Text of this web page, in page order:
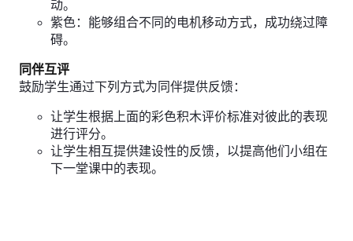
动。
紫色：能够组合不同的电机移动方式，成功绕过障
碍。
同伴互评
鼓励学生通过下列方式为同伴提供反馈：
让学生根据上面的彩色积木评价标准对彼此的表现
进行评分。
让学生相互提供建设性的反馈，以提高他们小组在
下一堂课中的表现。